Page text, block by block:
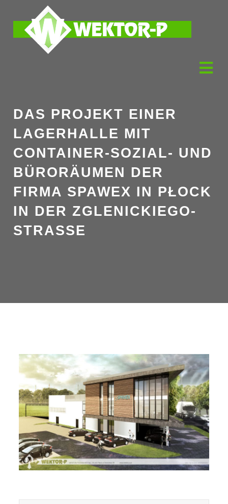
DAS PROJEKT EINER
LAGERHALLE MIT
CONTAINER-SOZIAL- UND
BÜRORÄUMEN DER
FIRMA SPAWEX IN PŁOCK
IN DER ZGLENICKIEGO-
STRASSE